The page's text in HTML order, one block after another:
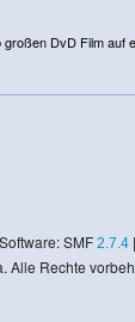
DvD Film auf
SMF 2.7.4|
Alle Rechte